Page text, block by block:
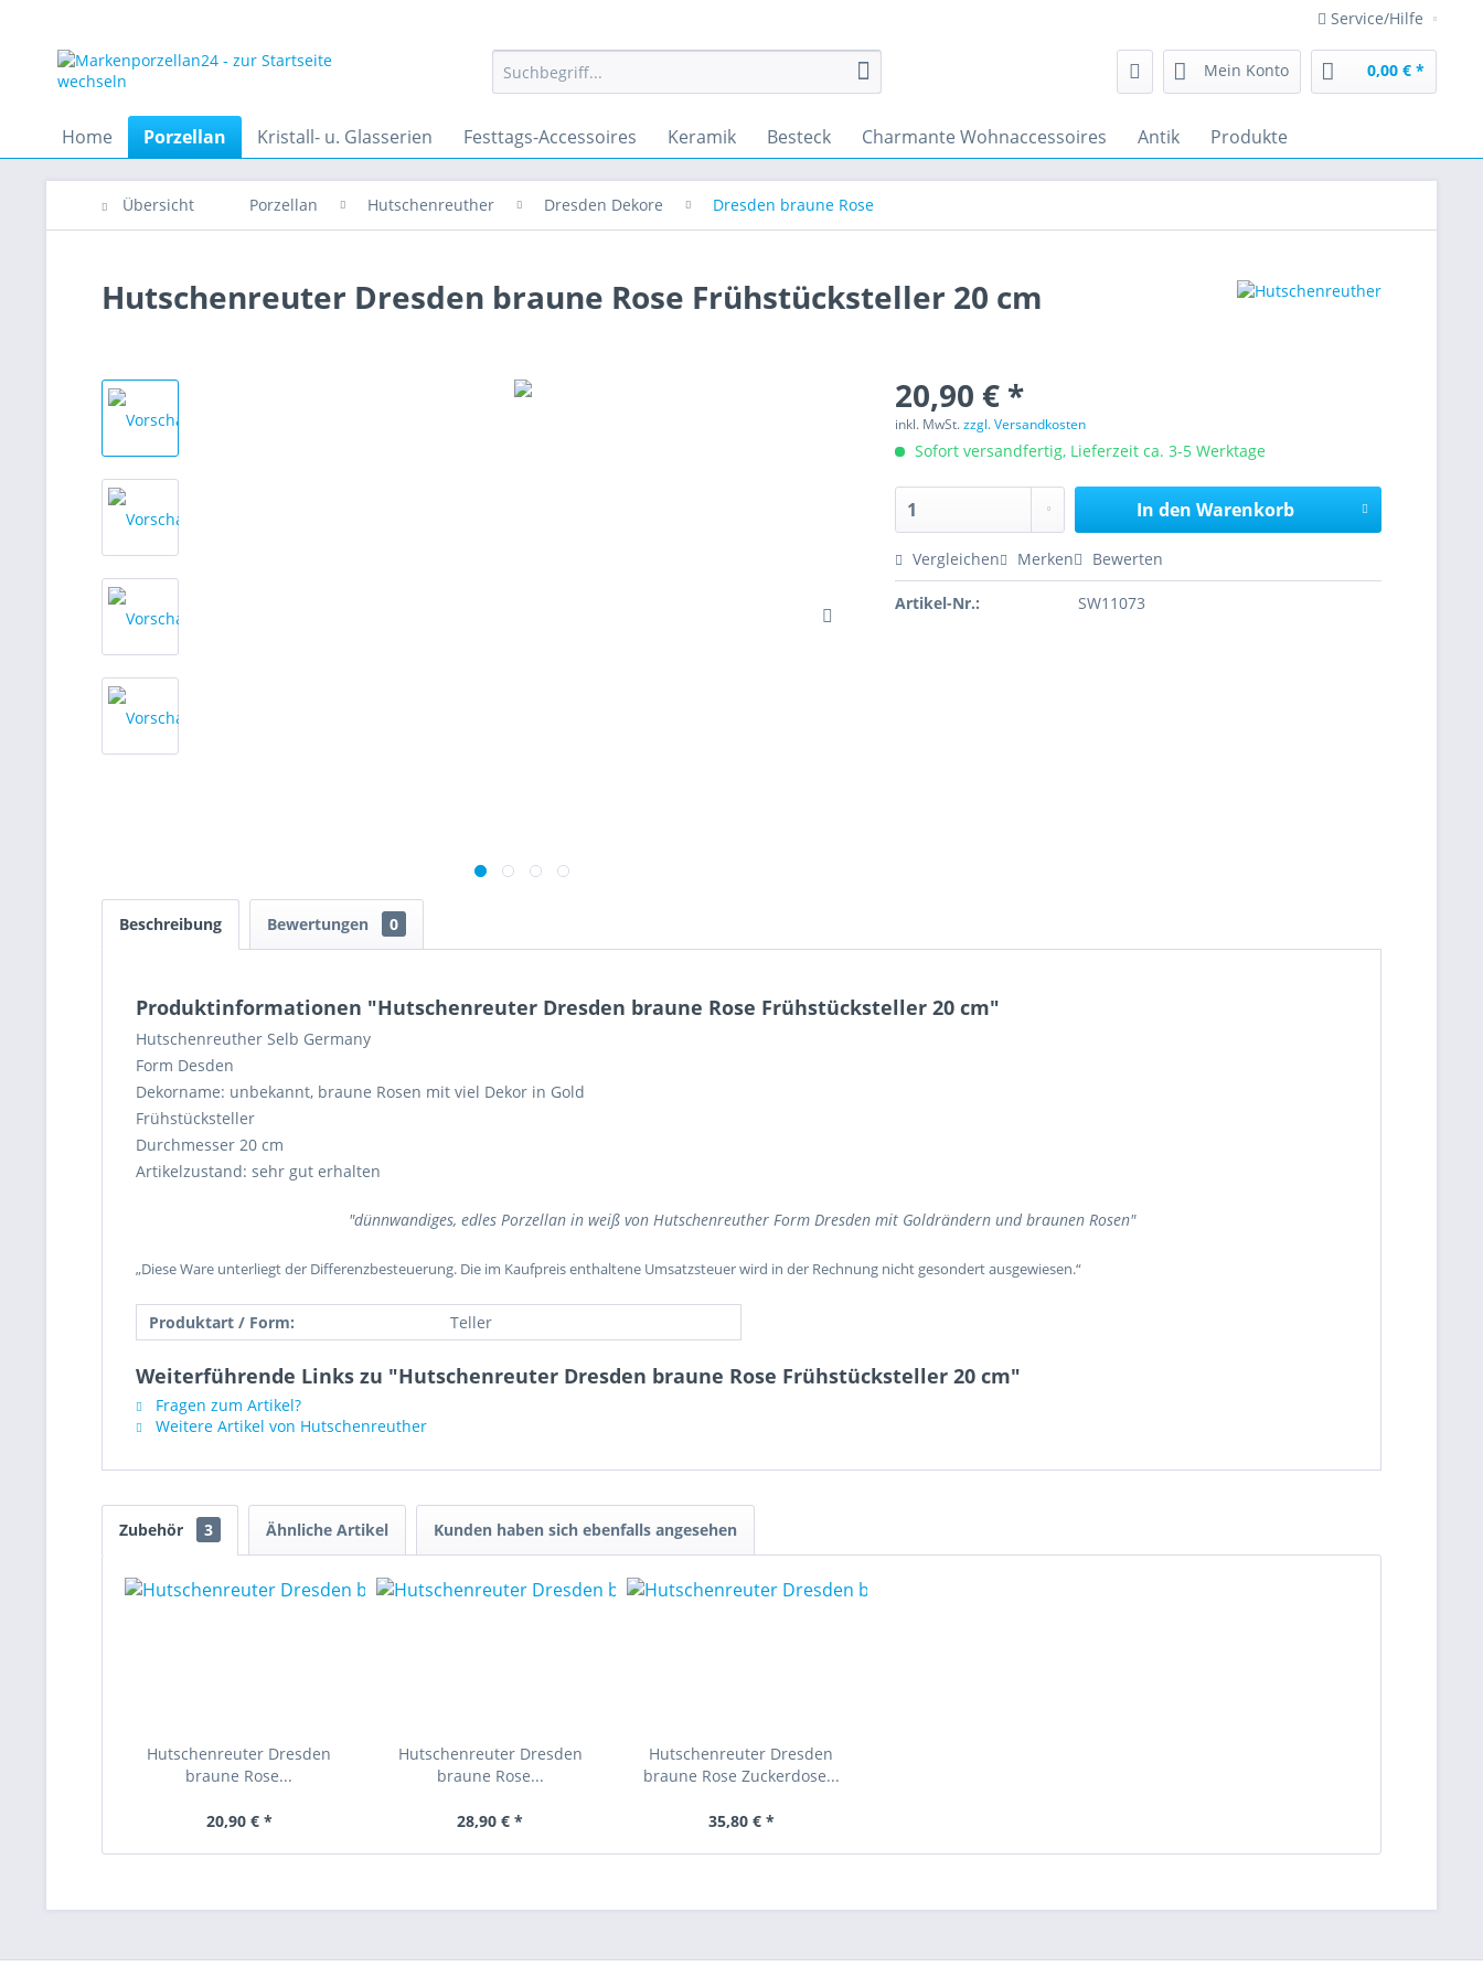
Service/Hilfe
Mein Konto 0,00 € *
Home Porzellan Kristall- u. Glasserien Festtags-Accessoires Keramik Besteck Charmante Wohnaccessoires Antik Produkte
Übersicht Porzellan Hutschenreuther Dresden Dekore Dresden braune Rose
Hutschenreuter Dresden braune Rose Frühstücksteller 20 cm
20,90 € *
inkl. MwSt.zzgl. Versandkosten
Sofort versandfertig, Lieferzeit ca. 3-5 Werktage
In den Warenkorb
Vergleichen Merken Bewerten
Artikel-Nr.: SW11073
Beschreibung Bewertungen 0
Produktinformationen "Hutschenreuter Dresden braune Rose Frühstücksteller 20 cm"
Hutschenreuther Selb Germany
Form Desden
Dekorname: unbekannt, braune Rosen mit viel Dekor in Gold
Frühstücksteller
Durchmesser 20 cm
Artikelzustand: sehr gut erhalten
"dünnwandiges, edles Porzellan in weiß von Hutschenreuther Form Dresden mit Goldrändern und braunen Rosen"
„Diese Ware unterliegt der Differenzbesteuerung. Die im Kaufpreis enthaltene Umsatzsteuer wird in der Rechnung nicht gesondert ausgewiesen.“
Produktart / Form: Teller
Weiterführende Links zu "Hutschenreuter Dresden braune Rose Frühstücksteller 20 cm"
Fragen zum Artikel?
Weitere Artikel von Hutschenreuther
Zubehör 3 Ähnliche Artikel Kunden haben sich ebenfalls angesehen
Hutschenreuter Dresden
braune Rose...
20,90 € *
Hutschenreuter Dresden
braune Rose...
28,90 € *
Hutschenreuter Dresden
braune Rose Zuckerdose...
35,80 € *